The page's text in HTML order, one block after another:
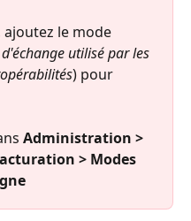
ajoutez le mode
utilisé par les
) pour
Administration >
> Modes